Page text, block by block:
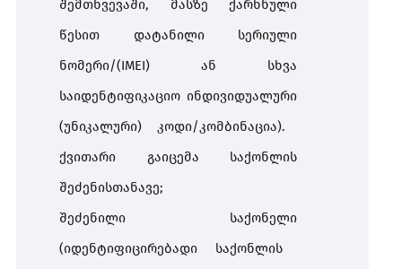
შემთხვევაში, მასზე
ქარხნული
წესით
დატანილი
სერიული
ნომერი/(IMEI)ან
სხვა
საიდენტიფიკაციო ინდივიდუალური
(უნიკალური) კოდი/ კომბინაცია).
ქვითარი
გაიცემა
საქონლის
შეძენისთანავე;
შეძენილი
საქონელი
(იდენტიფიცირებადი
საქონლის